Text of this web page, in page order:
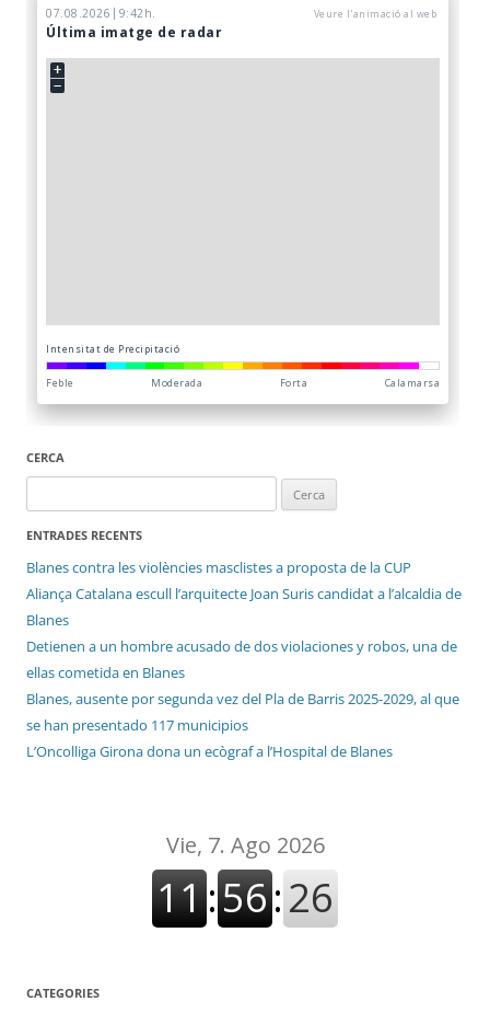
CERCA
ENTRADES RECENTS
Blanes contra les violències masclistes a proposta de la CUP
Aliança Catalana escull l’arquitecte Joan Suris candidat a l’alcaldia de
Blanes
Detienen a un hombre acusado de dos violaciones y robos, una de
ellas cometida en Blanes
Blanes, ausente por segunda vez del Pla de Barris 2025-2029, al que
se han presentado 117 municipios
L’Oncolliga Girona dona un ecògraf a l’Hospital de Blanes
CATEGORIES